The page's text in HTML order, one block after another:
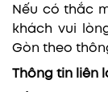
Nếu có thắc
khách vui
Gòn theo
Thông tin liên